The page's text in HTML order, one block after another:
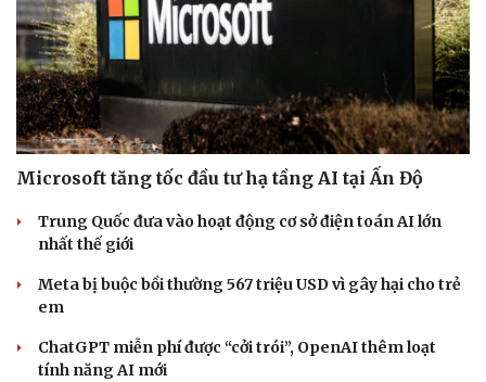
Microsoft tăng tốc đầu tư hạ tầng AI tại Ấn Độ
Trung Quốc đưa vào hoạt động cơ sở điện toán AI lớn
nhất thế giới
Meta bị buộc bồi thường 567 triệu USD vì gây hại cho trẻ
em
ChatGPT miễn phí được “cởi trói”, OpenAI thêm loạt
tính năng AI mới